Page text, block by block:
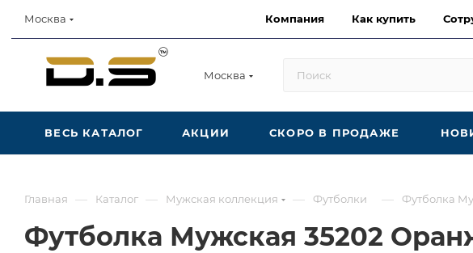
Москва Компания Как купить
Москва
ВЕСЬ КАТАЛОГ АКЦИИ СКОРО В ПРОДАЖЕ
Главная — Каталог — Мужская коллекция — Футболки — Футболка
Футболка Мужская 35202